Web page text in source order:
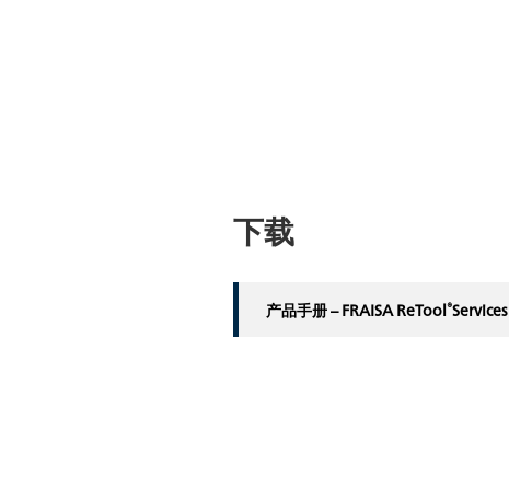
下载
产品手册 – FRAISA ReTool®Services